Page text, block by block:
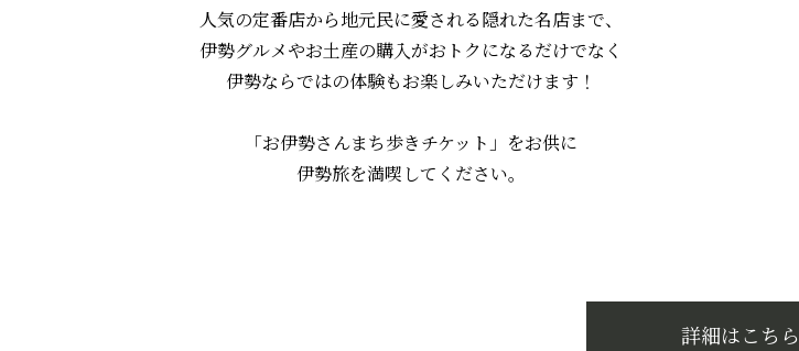
人気の定番店から地元民に愛される隠れた名店まで、
伊勢グルメやお土産の購入がおトクになるだけでなく
伊勢ならではの体験もお楽しみいただけます！
「お伊勢さんまち歩きチケット」をお供に
伊勢旅を満喫してください。
詳細はこちら